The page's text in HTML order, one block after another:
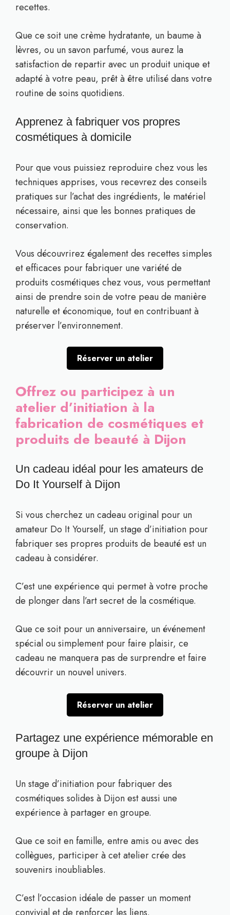
recettes.
Que ce soit une crème hydratante, un baume à
lèvres, ou un savon parfumé, vous aurez la
satisfaction de repartir avec un produit unique et
adapté à votre peau, prêt à être utilisé dans votre
routine de soins quotidiens.
Apprenez à fabriquer vos propres
cosmétiques à domicile
Pour que vous puissiez reproduire chez vous les
techniques apprises, vous recevrez des conseils
pratiques sur l’achat des ingrédients, le matériel
nécessaire, ainsi que les bonnes pratiques de
conservation.
Vous découvrirez également des recettes simples
et efficaces pour fabriquer une variété de
produits cosmétiques chez vous, vous permettant
ainsi de prendre soin de votre peau de manière
naturelle et économique, tout en contribuant à
préserver l’environnement.
Réserver un atelier
Offrez ou participez à un
atelier d’initiation à la
fabrication de cosmétiques et
produits de beauté à Dijon
Un cadeau idéal pour les amateurs de
Do It Yourself à Dijon
Si vous cherchez un cadeau original pour un
amateur Do It Yourself, un stage d’initiation pour
fabriquer ses propres produits de beauté est un
cadeau à considérer.
C’est une expérience qui permet à votre proche
de plonger dans l’art secret de la cosmétique.
Que ce soit pour un anniversaire, un événement
spécial ou simplement pour faire plaisir, ce
cadeau ne manquera pas de surprendre et faire
découvrir un nouvel univers.
Réserver un atelier
Partagez une expérience mémorable en
groupe à Dijon
Un stage d’initiation pour fabriquer des
cosmétiques solides à Dijon est aussi une
expérience à partager en groupe.
Que ce soit en famille, entre amis ou avec des
collègues, participer à cet atelier crée des
souvenirs inoubliables.
C’est l’occasion idéale de passer un moment